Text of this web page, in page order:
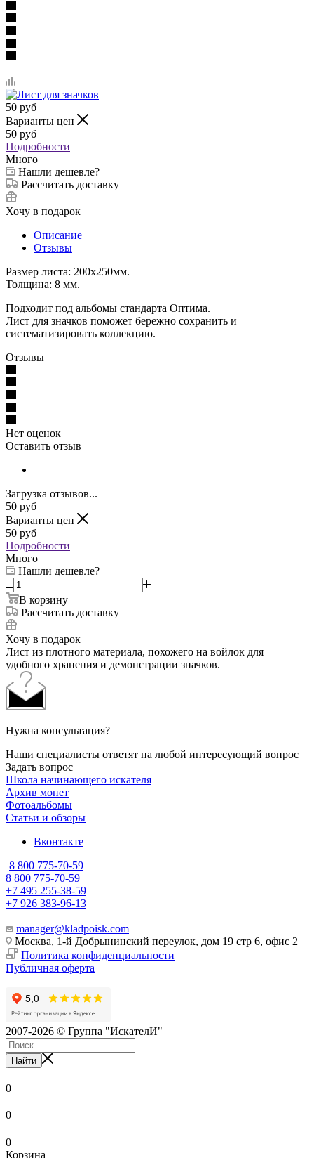
50 руб
Варианты цен
50 руб
Подробности
Много
Нашли дешевле?
Рассчитать доставку
Хочу в подарок
Описание
Отзывы
Размер листа: 200х250мм.
Толщина: 8 мм.
Подходит под альбомы стандарта Оптима.
Лист для значков поможет бережно сохранить и
систематизировать коллекцию.
Отзывы
Нет оценок
Оставить отзыв
Загрузка отзывов...
50 руб
Варианты цен
50 руб
Подробности
Много
Нашли дешевле?
В корзину
Рассчитать доставку
Хочу в подарок
Лист из плотного материала, похожего на войлок для
удобного хранения и демонстрации значков.
Нужна консультация?
Наши специалисты ответят на любой интересующий вопрос
Задать вопрос
Школа начинающего искателя
Архив монет
Фотоальбомы
Статьи и обзоры
Вконтакте
8 800 775-70-59
8 800 775-70-59
+7 495 255-38-59
+7 926 383-96-13
manager@kladpoisk.com
Москва, 1-й Добрынинский переулок, дом 19 стр 6, офис 2
Политика конфиденциальности
Публичная оферта
2007-2026 © Группа "ИскателИ"
Найти
0
0
0
Корзина